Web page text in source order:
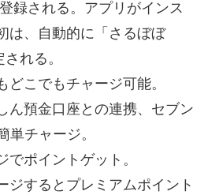
録される。アプリがインス
は、自動的に「さるぼぼ
れる。
でもチャージ可能。
金口座との連携、セブン
単チャージ。
イントゲット。
るとプレミアムポイント